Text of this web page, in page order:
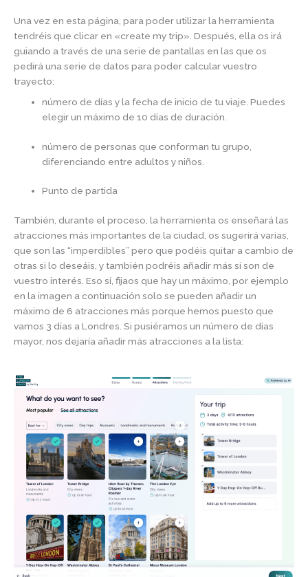
Una vez en esta página, para poder utilizar la herramienta
tendréis que clicar en «create my trip». Después, ella os irá
guiando a través de una serie de pantallas en las que os
pedirá una serie de datos para poder calcular vuestro
trayecto:
número de días y la fecha de inicio de tu viaje. Puedes
elegir un máximo de 10 días de duración.
número de personas que conforman tu grupo,
diferenciando entre adultos y niños.
Punto de partida
También, durante el proceso, la herramienta os enseñará las
atracciones más importantes de la ciudad, os sugerirá varias,
que son las “imperdibles” pero que podéis quitar a cambio de
otras si lo deseáis, y también podréis añadir más si son de
vuestro interés. Eso sí, fijaos que hay un máximo, por ejemplo
en la imagen a continuación solo se pueden añadir un
máximo de 6 atracciones más porque hemos puesto que
vamos 3 días a Londres. Si pusiéramos un número de días
mayor, nos dejaría añadir más atracciones a la lista: